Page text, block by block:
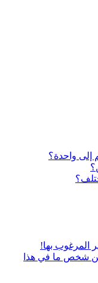
إلى واحدة؟
المرغوب بها!
من شخص ما في هذا